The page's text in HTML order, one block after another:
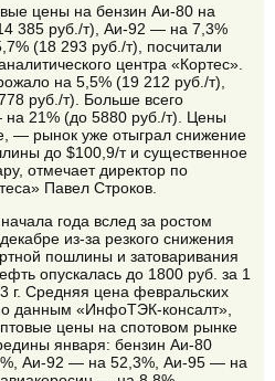
цены на бензин Аи-80 на
385 руб./т), Аи-92 — на 7,3%
(18 293 руб./т), посчитали
центра «Кортес».
на 5,5% (19 212 руб./т),
руб./т). Больше всего
21% (до 5880 руб./т). Цены
— рынок уже отыграл снижение
до $100,9/т и существенное
отмечает директор по
Павел Строков.
года вслед за ростом
из-за резкого снижения
пошлины и затоваривания
опускалась до 1800 руб. за 1
г. Средняя цена февральских
данным «ИнфоТЭК-консалт»,
цены на спотовом рынке
января: бензин Аи-80
Аи-92 — на 52,3%, Аи-95 — на